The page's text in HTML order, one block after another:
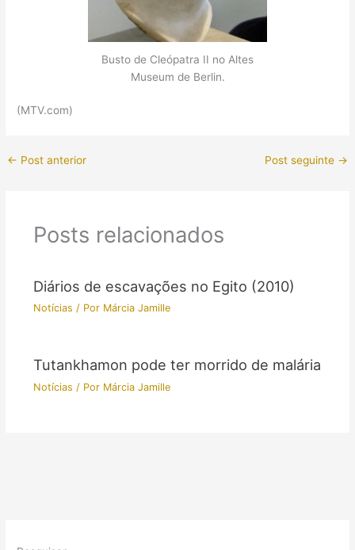
Busto de Cleópatra II no Altes
Museum de Berlin.
(MTV.com)
← Post anterior Post seguinte →
Posts relacionados
Diários de escavações no Egito (2010)
Notícias / Por Márcia Jamille
Tutankhamon pode ter morrido de malária
Notícias / Por Márcia Jamille